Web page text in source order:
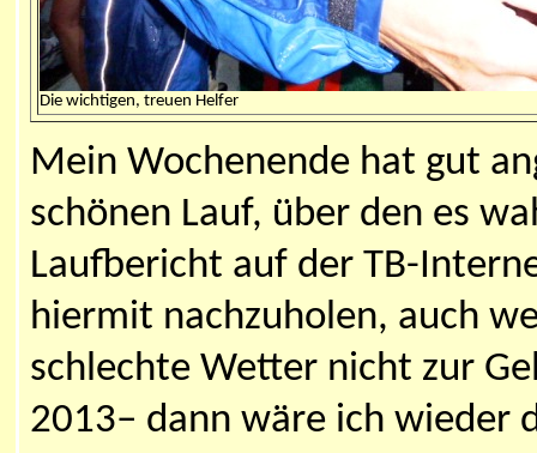
Die wichtigen, treuen Helfer
Mein Wochenende hat gut
schönen Lauf, über den es
Laufbericht auf der TB-
hiermit nachzuholen, auch
schlechte Wetter nicht zur
2013– dann wäre ich wieder